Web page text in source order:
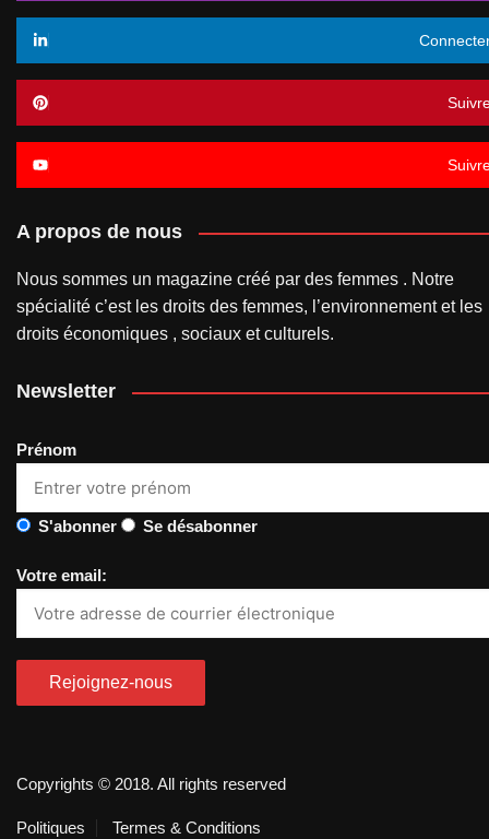
A propos de nous
Nous sommes un magazine créé par des femmes . Notre
spécialité c’est les droits des femmes, l’environnement et les
droits économiques , sociaux et culturels.
Newsletter
Prénom
S'abonner Se désabonner
Votre email:
Copyrights © 2018. All rights reserved
Politiques Termes & Conditions